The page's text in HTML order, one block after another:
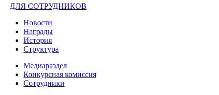
ДЛЯ СОТРУДНИКОВ
Новости
Награды
История
Структура
Медиараздел
Конкурсная комиссия
Сотрудники